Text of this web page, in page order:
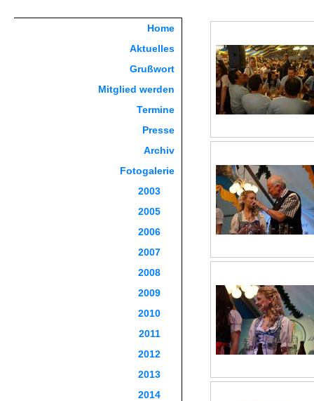
Home
Aktuelles
Grußwort
Mitglied werden
Termine
Presse
Archiv
Fotogalerie
2003
2005
2006
2007
2008
2009
2010
2011
2012
2013
2014